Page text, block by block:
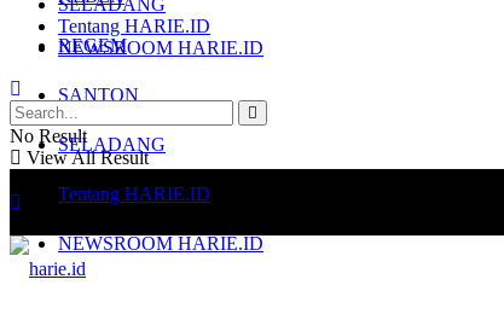
REGEM
SANTON
SELADANG
Tentang HARIE.ID
NEWSROOM HARIE.ID
SELADANG
Tentang HARIE.ID
NEWSROOM HARIE.ID
No Result
View All Result